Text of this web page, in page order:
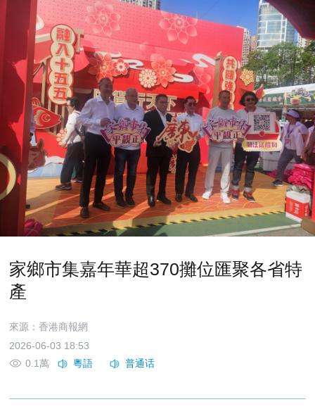
家鄉市集嘉年華超370攤位匯聚各省特
產
來源：香港商報網
2026-06-03 18:53
0.1萬